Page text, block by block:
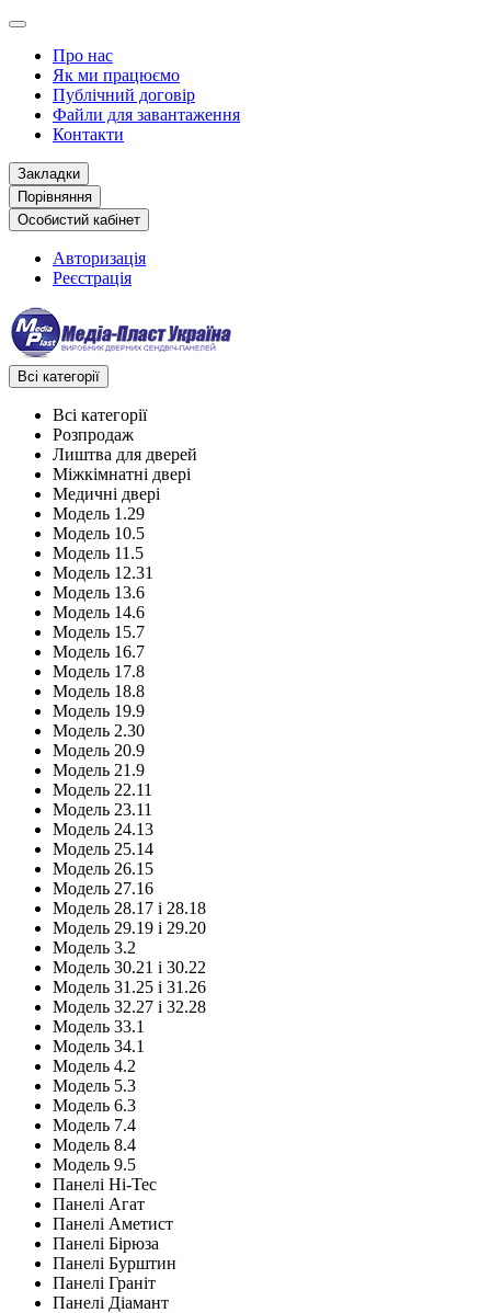
Про нас
Як ми працюємо
Публічний договір
Файли для завантаження
Контакти
Закладки
Порівняння
Особистий кабінет
Авторизація
Реєстрація
Всі категорії
Всі категорії
Розпродаж
Лиштва для дверей
Міжкімнатні двері
Медичні двері
Модель 1.29
Модель 10.5
Модель 11.5
Модель 12.31
Модель 13.6
Модель 14.6
Модель 15.7
Модель 16.7
Модель 17.8
Модель 18.8
Модель 19.9
Модель 2.30
Модель 20.9
Модель 21.9
Модель 22.11
Модель 23.11
Модель 24.13
Модель 25.14
Модель 26.15
Модель 27.16
Модель 28.17 і 28.18
Модель 29.19 і 29.20
Модель 3.2
Модель 30.21 і 30.22
Модель 31.25 і 31.26
Модель 32.27 і 32.28
Модель 33.1
Модель 34.1
Модель 4.2
Модель 5.3
Модель 6.3
Модель 7.4
Модель 8.4
Модель 9.5
Панелі Hi-Tec
Панелі Агат
Панелі Аметист
Панелі Бірюза
Панелі Бурштин
Панелі Граніт
Панелі Діамант